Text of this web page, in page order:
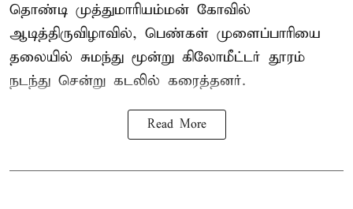
தொண்டி முத்துமாரியம்மன் கோவில்
ஆடித்திருவிழாவில், பெண்கள் முளைப்பாரியை
தலையில் சுமந்து மூன்று கிலோமீட்டர் தூரம்
நடந்து சென்று கடலில் கரைத்தனர்.
Read More